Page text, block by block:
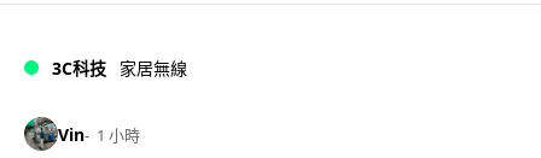
3C科技 家居無線
Vin 1 小時